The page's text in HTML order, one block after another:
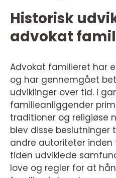
Historisk
advokat
Advokat familieret har
og har gennemgået
udviklinger over tid. I
familieanliggender
traditioner og religiøse
blev disse
andre autoriteter inden
tiden udviklede
love og regler for at